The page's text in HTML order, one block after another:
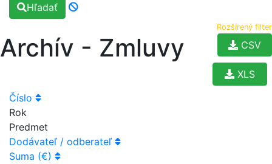
Hľadať
Rozšírený filter
Archív - Zmluvy CSV
XLS
Číslo
Rok
Predmet
Dodávateľ / odberateľ
Suma (€)